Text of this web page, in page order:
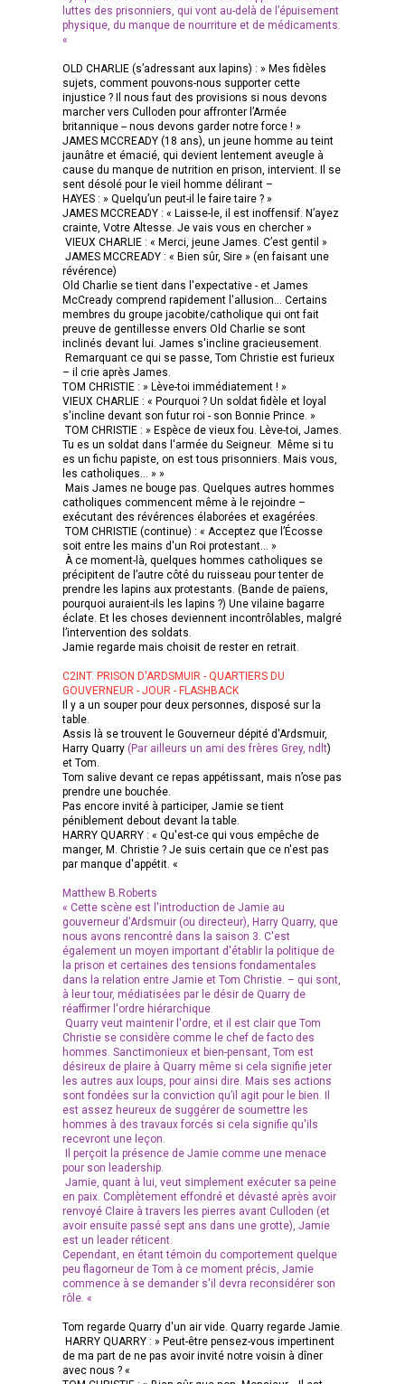
luttes des prisonniers, qui vont au-delà de l’épuisement
physique, du manque de nourriture et de médicaments.
«
OLD CHARLIE (s’adressant aux lapins) : » Mes fidèles
sujets, comment pouvons-nous supporter cette
injustice ? Il nous faut des provisions si nous devons
marcher vers Culloden pour affronter l’Armée
britannique -- nous devons garder notre force ! »
JAMES MCCREADY (18 ans), un jeune homme au teint
jaunâtre et émacié, qui devient lentement aveugle à
cause du manque de nutrition en prison, intervient. Il se
sent désolé pour le vieil homme délirant –
HAYES : » Quelqu’un peut-il le faire taire ? »
JAMES MCCREADY : « Laisse-le, il est inoffensif. N’ayez
crainte, Votre Altesse. Je vais vous en chercher »
VIEUX CHARLIE : « Merci, jeune James. C’est gentil »
JAMES MCCREADY : « Bien sûr, Sire » (en faisant une
révérence)
Old Charlie se tient dans l'expectative - et James
McCready comprend rapidement l'allusion... Certains
membres du groupe jacobite/catholique qui ont fait
preuve de gentillesse envers Old Charlie se sont
inclinés devant lui. James s'incline gracieusement.
Remarquant ce qui se passe, Tom Christie est furieux
– il crie après James.
TOM CHRISTIE : » Lève-toi immédiatement ! »
VIEUX CHARLIE : « Pourquoi ? Un soldat fidèle et loyal
s'incline devant son futur roi - son Bonnie Prince. »
TOM CHRISTIE : » Espèce de vieux fou. Lève-toi, James.
Tu es un soldat dans l'armée du Seigneur. Même si tu
es un fichu papiste, on est tous prisonniers. Mais vous,
les catholiques… » »
Mais James ne bouge pas. Quelques autres hommes
catholiques commencent même à le rejoindre –
exécutant des révérences élaborées et exagérées.
TOM CHRISTIE (continue) : « Acceptez que l’Écosse
soit entre les mains d'un Roi protestant... »
À ce moment-là, quelques hommes catholiques se
précipitent de l’autre côté du ruisseau pour tenter de
prendre les lapins aux protestants. (Bande de païens,
pourquoi auraient-ils les lapins ?) Une vilaine bagarre
éclate. Et les choses deviennent incontrôlables, malgré
l’intervention des soldats.
Jamie regarde mais choisit de rester en retrait.
C2INT. PRISON D'ARDSMUIR - QUARTIERS DU
GOUVERNEUR - JOUR - FLASHBACK
Il y a un souper pour deux personnes, disposé sur la
table.
Assis là se trouvent le Gouverneur dépité d'Ardsmuir,
Harry Quarry (Par ailleurs un ami des frères Grey, ndlt)
et Tom.
Tom salive devant ce repas appétissant, mais n’ose pas
prendre une bouchée.
Pas encore invité à participer, Jamie se tient
péniblement debout devant la table.
HARRY QUARRY : « Qu'est-ce qui vous empêche de
manger, M. Christie ? Je suis certain que ce n'est pas
par manque d'appétit. «
Matthew B.Roberts
« Cette scène est l'introduction de Jamie au
gouverneur d'Ardsmuir (ou directeur), Harry Quarry, que
nous avons rencontré dans la saison 3. C'est
également un moyen important d'établir la politique de
la prison et certaines des tensions fondamentales
dans la relation entre Jamie et Tom Christie. – qui sont,
à leur tour, médiatisées par le désir de Quarry de
réaffirmer l'ordre hiérarchique.
Quarry veut maintenir l'ordre, et il est clair que Tom
Christie se considère comme le chef de facto des
hommes. Sanctimonieux et bien-pensant, Tom est
désireux de plaire à Quarry même si cela signifie jeter
les autres aux loups, pour ainsi dire. Mais ses actions
sont fondées sur la conviction qu’il agit pour le bien. Il
est assez heureux de suggérer de soumettre les
hommes à des travaux forcés si cela signifie qu'ils
recevront une leçon.
Il perçoit la présence de Jamie comme une menace
pour son leadership.
Jamie, quant à lui, veut simplement exécuter sa peine
en paix. Complètement effondré et dévasté après avoir
renvoyé Claire à travers les pierres avant Culloden (et
avoir ensuite passé sept ans dans une grotte), Jamie
est un leader réticent.
Cependant, en étant témoin du comportement quelque
peu flagorneur de Tom à ce moment précis, Jamie
commence à se demander s'il devra reconsidérer son
rôle. «
Tom regarde Quarry d'un air vide. Quarry regarde Jamie.
HARRY QUARRY : » Peut-être pensez-vous impertinent
de ma part de ne pas avoir invité notre voisin à dîner
avec nous ? «